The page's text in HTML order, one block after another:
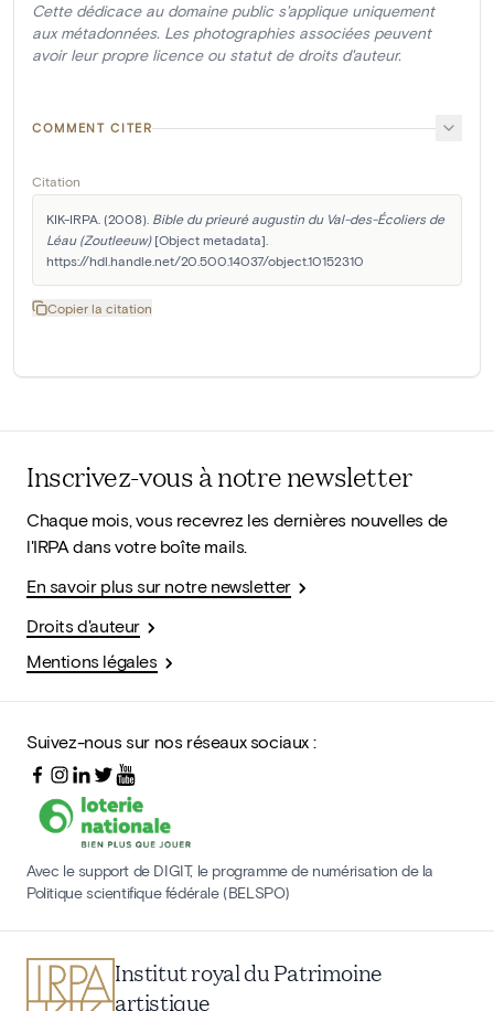
Cette dédicace au domaine public s'applique uniquement
aux métadonnées. Les photographies associées peuvent
avoir leur propre licence ou statut de droits d'auteur.
COMMENT CITER
Citation
KIK-IRPA. (2008). Bible du prieuré augustin du Val-des-Écoliers de
Léau (Zoutleeuw) [Object metadata].
https://hdl.handle.net/20.500.14037/object.10152310
Copier la citation
Inscrivez-vous à notre newsletter
Chaque mois, vous recevrez les dernières nouvelles de
l'IRPA dans votre boîte mails.
En savoir plus sur notre newsletter
Droits d'auteur
Mentions légales
Suivez-nous sur nos réseaux sociaux :
Avec le support de DIGIT, le programme de numérisation de la
Politique scientifique fédérale (BELSPO)
Institut royal du Patrimoine
artistique